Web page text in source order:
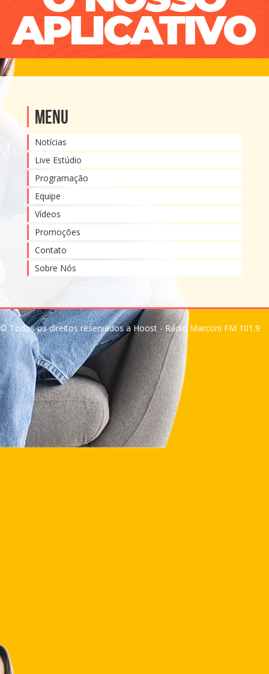
Menu
Notícias
Live Estúdio
Programação
Equipe
Vídeos
Promoções
Contato
Sobre Nós
© Todos os direitos reservados a Hoost - Rádio Marconi FM 101.9